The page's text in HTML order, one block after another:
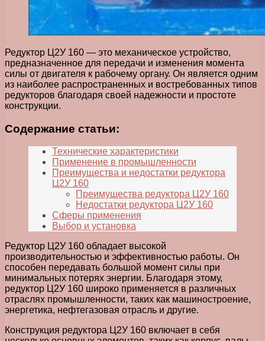
Редуктор Ц2У 160 — это механическое устройство,
предназначенное для передачи и изменения момента
силы от двигателя к рабочему органу. Он является одним
из наиболее распространенных и востребованных типов
редукторов благодаря своей надежности и простоте
конструкции.
Содержание статьи:
Технические характеристики
Применение в промышленности
Преимущества и недостатки редуктора
Ц2У 160
Преимущества редуктора Ц2У 160
Недостатки редуктора Ц2У 160
Сферы применения
Выбор и установка
Редуктор Ц2У 160 обладает высокой
производительностью и эффективностью работы. Он
способен передавать большой момент силы при
минимальных потерях энергии. Благодаря этому,
редуктор Ц2У 160 широко применяется в различных
отраслях промышленности, таких как машиностроение,
энергетика, нефтегазовая отрасль и другие.
Конструкция редуктора Ц2У 160 включает в себя